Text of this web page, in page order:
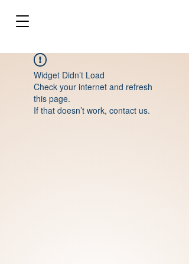
Widget Didn’t Load
Check your internet and refresh
this page.
If that doesn’t work, contact us.